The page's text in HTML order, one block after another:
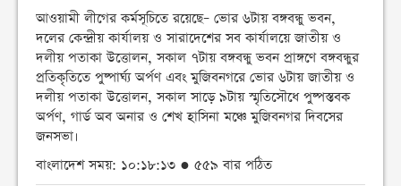
আওয়ামী লীগের কর্মসূচিতে রয়েছে– ভোর ৬টায় বঙ্গবন্ধু ভবন,
দলের কেন্দ্রীয় কার্যালয় ও সারাদেশের সব কার্যালয়ে জাতীয় ও
দলীয় পতাকা উত্তোলন, সকাল ৭টায় বঙ্গবন্ধু ভবন প্রাঙ্গণে বঙ্গবন্ধুর
প্রতিকৃতিতে পুষ্পার্ঘ্য অর্পণ এবং মুজিবনগরে ভোর ৬টায় জাতীয় ও
দলীয় পতাকা উত্তোলন, সকাল সাড়ে ৯টায় স্মৃতিসৌধে পুষ্পস্তবক
অর্পণ, গার্ড অব অনার ও শেখ হাসিনা মঞ্চে মুজিবনগর দিবসের
জনসভা।
বাংলাদেশ সময়: ১০:১৮:১৩ ● ৫৫৯ বার পঠিত